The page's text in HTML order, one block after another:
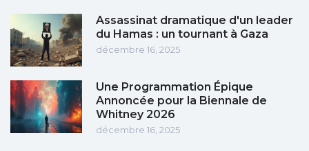
Assassinat dramatique d'un leader
du Hamas : un tournant à Gaza
décembre 16, 2025
Une Programmation Épique
Annoncée pour la Biennale de
Whitney 2026
décembre 16, 2025